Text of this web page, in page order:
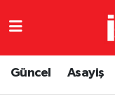
Güncel Asayiş
Eskişehirspor
Eskişehir